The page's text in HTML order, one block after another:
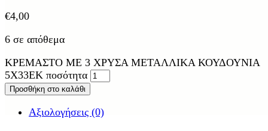
€4,00
6 σε απόθεμα
ΚΡΕΜΑΣΤΟ ΜΕ 3 ΧΡΥΣΑ ΜΕΤΑΛΛΙΚΑ ΚΟΥΔΟΥΝΙΑ
5Χ33ΕΚ ποσότητα
Προσθήκη στο καλάθι
Αξιολογήσεις (0)